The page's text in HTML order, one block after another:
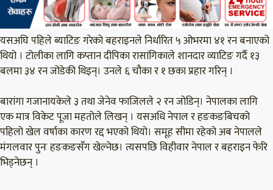
यसअघि पहिले ब्याटिङ गरेको बहराइनले निर्धारित ५ ओभरमा ४१ रन बनाएको
थियो । टोलीका लागि कप्तान दीपिका रासांगिकाले शानदार व्याटिङ गर्दै १३
बलमा ३४ रन जोडेकी थिइन्। उनले ६ चौका र १ छका प्रहार गरिन् ।
बारांगा गजानायकेले ३ तथा जेनेव फाजिलले २ रन जोडिन्। नेपालका लागि
एक मात्र विकेट पूजा महतोले लिखन् । यसअधि नेपाल र हङकङबिचको
पहिलो खेल वर्षाका कारण रद्द भएको थियो। समूह सीमा रहेको अब नेपालले
मंगलवार पुनः हङकङसँग खेल्नेछ। त्यसपछि विहीवार नेपाल र बहराइन फेरि
भिड्नेछन् ।